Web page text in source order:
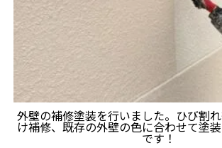
外壁の補修塗装を行いました。ひび割
け補修、既存の外壁の色に合わせて塗
です！